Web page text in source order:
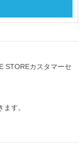
STOREカスタマーセ
す。